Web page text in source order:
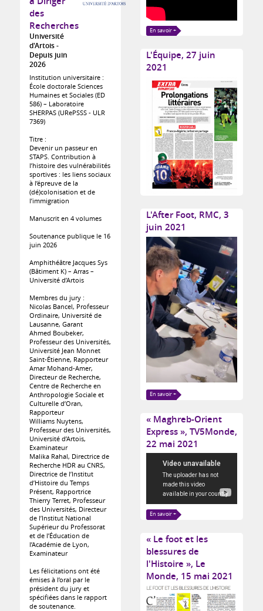
des
Recherches
Université
d'Artois
Depuis juin
2026
Institution universitaire :
École doctorale Sciences
Humaines et Sociales (ED
586) – Laboratoire
SHERPAS (URePSSS - ULR
7369)
Titre :
Devenir un passeur en
STAPS. Contribution à
l’histoire des vulnérabilités
sportives : les liens sociaux
à l’épreuve de la
(dé)colonisation et de
l’immigration
Manuscrit en 4 volumes
Soutenance publique le 16
juin 2026
Amphithéâtre Jacques Sys
(Bâtiment K) – Arras –
Université d’Artois
Membres du jury :
Nicolas Bancel, Professeur
Ordinaire, Université de
Lausanne, Garant
Ahmed Boubeker,
Professeur des Universités,
Université Jean Monnet
Saint-Étienne, Rapporteur
Amar Mohand-Amer,
Directeur de Recherche,
Centre de Recherche en
Anthropologie Sociale et
Culturelle d’Oran,
Rapporteur
Williams Nuytens,
Professeur des Universités,
Université d’Artois,
Examinateur
Malika Rahal, Directrice de
Recherche HDR au CNRS,
Directrice de l’Institut
d’Histoire du Temps
Présent, Rapportrice
Thierry Terret, Professeur
des Universités, Directeur
de l’Institut National
Supérieur du Professorat
et de l’Éducation de
l’Académie de Lyon,
Examinateur
Les félicitations ont été
émises à l’oral par le
président du jury et
spécifiées dans le rapport
de soutenance.
En savoir +
L'Équipe, 27 juin
2021
L'After Foot, RMC, 3
juin 2021
En savoir +
« Maghreb-Orient
Express », TV5Monde,
22 mai 2021
En savoir +
« Le foot et les
blessures de
l'Histoire », Le
Monde, 15 mai 2021